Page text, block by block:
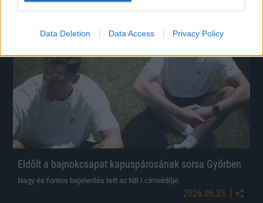
Data Deletion Data Access Privacy PolicyHírek
Eldőlt a bajnokcsapat kapuspárosának sorsa Győrben
Nagy és fontos bejelentés tett az NB I címvédője.
2026.06.23. |